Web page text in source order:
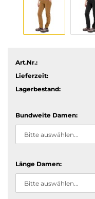
Art.Nr.:
Lieferzeit:
Lagerbestand:
Bundweite Damen:
Länge Damen: